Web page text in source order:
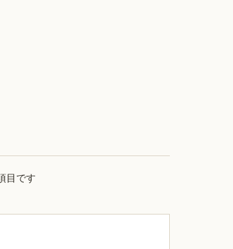
目です